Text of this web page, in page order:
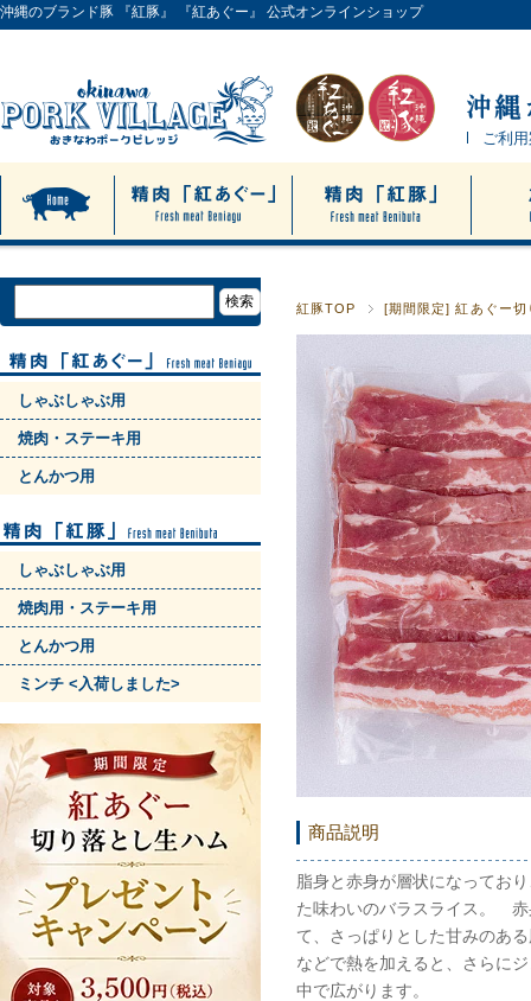
沖縄のブランド豚 『紅豚』 『紅あぐー』 公式オンラインショップ
ご利
紅豚TOP [期間限定] 紅あぐー
商品説明
脂身と赤身が層状になってお
た味わいのバラスライス。
て、さっぱりとした甘みのあ
などで熱を加えると、さらに
中で広がります。
しゃぶしゃぶ用
焼肉・ステーキ用
とんかつ用
しゃぶしゃぶ用
焼肉用・ステーキ用
とんかつ用
ミンチ <入荷しました>